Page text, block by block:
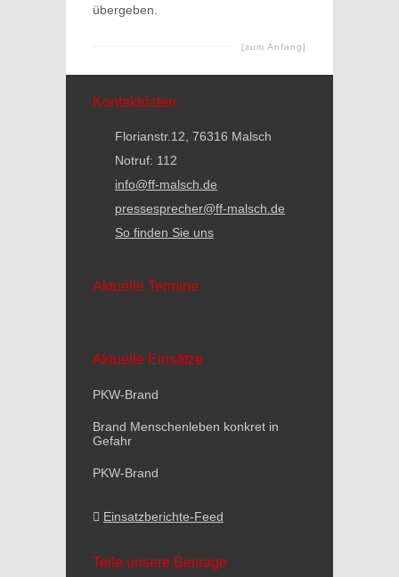
übergeben.
[zum Anfang]
Kontaktdaten
Florianstr.12, 76316 Malsch
Notruf: 112
info@ff-malsch.de
pressesprecher@ff-malsch.de
So finden Sie uns
Aktuelle Termine
Aktuelle Einsätze
PKW-Brand
Brand Menschenleben konkret in
Gefahr
PKW-Brand
Einsatzberichte-Feed
Teile unsere Beiträge